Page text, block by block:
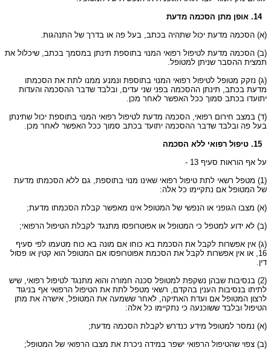
14. אופן מתן הסכמה מדעת
(א) הסכמה מדעת יכול שתהיה בכתב, בעל פה או בדרך של התנהגות.
(ב) הסכמה מדעת לטיפול רפואי המנוי בתוספת תינתן במסמך בכתב, שיכלול את
תמצית ההסבר שניתן למטופל.
(ג) נזקק מטופל לטיפול רפואי המנוי בתוספת ונמנע ממנו לתת את הסכמתו
מדעת בכתב, תינתן ההסכמה בפני שני עדים, ובלבד שדבר ההסכמה והעדות
יתועדו בכתב סמוך ככל האפשר לאחר מכן.
(ד) במצב חירום רפואי, הסכמה מדעת לטיפול רפואי המנוי בתוספת יכול שתינתן
בעל פה ובלבד שדבר ההסכמה יתועד בכתב סמוך ככל האפשר לאחר מכן.
על אף הוראות סעיף 13 -
(1) מטפל רשאי לתת טיפול רפואי שאינו מנוי בתוספת, גם ללא הסכמתו מדעת
של המטופל אם נתקיימו כל אלה:
(א) מצבו הגופני או הנפשי של המטופל אינו מאפשר קבלת הסכמתו מדעת;
(ב) לא ידוע למטפל כי המטופל או אפוטרופסו מתנגד לקבלת הטיפול הרפואי;
(ג) אין אפשרות לקבל את הסכמת בא כוחו אם מונה בא כוח מטעמו לפי סעיף
16, או אין אפשרות לקבל את הסכמת אפוטרופסו אם המטופל הוא קטין או פסול
דין.
(2) בנסיבות שבהן נשקפת למטופל סכנה חמורה והוא מתנגד לטיפול רפואי, שיש
לתיתו בנסיבות הענין בהקדם, רשאי מטפל לתת את הטיפול הרפואי אף בניגוד
לרצון המטופל אם ועדת האתיקה, לאחר ששמעה את המטופל, אישרה את מתן
הטיפול ובלבד ששוכנעה כי נתקיימו כל אלה:
(א) נמסר למטופל מידע כנדרש לקבלת הסכמה מדעת;
(ב) צפוי שהטיפול הרפואי ישפר במידה ניכרת את מצבו הרפואי של המטופל;